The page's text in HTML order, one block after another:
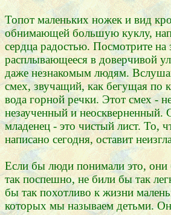
Топот маленьких ножек и вид
обнимающей большую куклу,
сердца радостью. Посмотрите на
расплывающееся в доверчивой
даже незнакомым людям.
смех, звучащий, как бегущая по
вода горной речки. Этот смех -
незаученный и неоскверненный.
младенец - это чистый лист. То,
написано сегодня, оставит
Если бы люди понимали это, они
так поспешно, не били бы так
бы так похотливо к жизни
которых мы называем детьми.